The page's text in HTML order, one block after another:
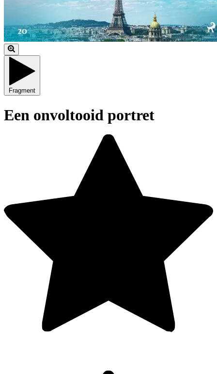
Fragment
Een onvoltooid portret